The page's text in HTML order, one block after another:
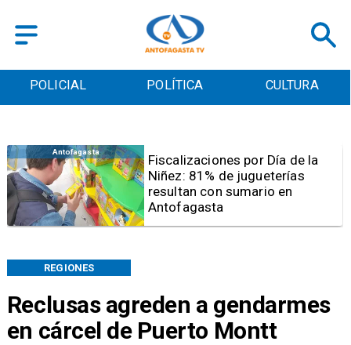
POLICIAL POLÍTICA CULTURA
Reclusas agreden a gendarmes
en cárcel de Puerto Montt
REGIONES
Antofagasta
Tribunal frena opción de pena
mixta para Karen Rojo por ahora